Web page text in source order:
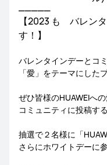
_____
【2023 も バレン
す！】
バレンタインデーとコ
「愛」をテーマにした
ぜひ皆様のHUAWEIへ
コミュニティに投稿す
抽選で２名様に「
さらにホワイトデーに